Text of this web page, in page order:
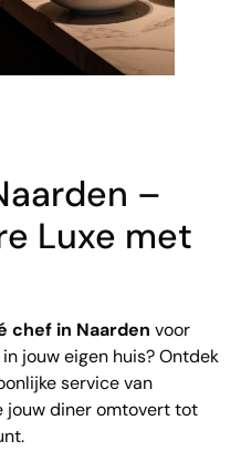
–
Luxe met
chef in Naarden voor
jouw eigen huis? Ontdek
service van
jouw diner omtovert tot